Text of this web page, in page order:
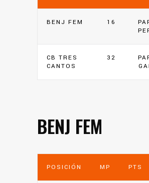
BENJ FEM 16
CB TRES
CANTOS
32
BENJ FEM
POSICIÓN MP PTS